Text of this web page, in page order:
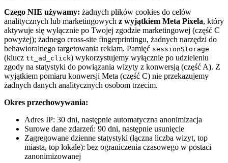
Czego NIE używamy: żadnych plików cookies do celów
analitycznych lub marketingowych z wyjątkiem Meta Pixela, który
aktywuje się wyłącznie po Twojej zgodzie marketingowej (część C
powyżej); żadnego cross-site fingerprintingu, żadnych narzędzi do
behawioralnego targetowania reklam. Pamięć sessionStorage
(klucz tt_ad_click) wykorzystujemy wyłącznie po udzieleniu
zgody na statystyki do powiązania wizyty z konwersją (część A). Z
wyjątkiem pomiaru konwersji Meta (część C) nie przekazujemy
żadnych danych analitycznych osobom trzecim.
Okres przechowywania:
Adres IP: 30 dni, następnie automatyczna anonimizacja
Surowe dane zdarzeń: 90 dni, następnie usunięcie
Zagregowane dzienne statystyki (łączna liczba wizyt, top
miasta, top lokale): bez ograniczenia czasowego w postaci
zanonimizowanej